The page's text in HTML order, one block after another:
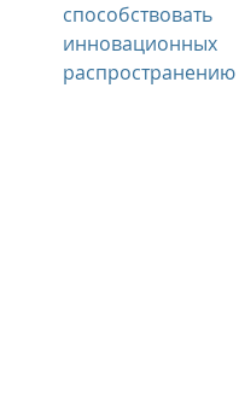
Six Senses CransMontana